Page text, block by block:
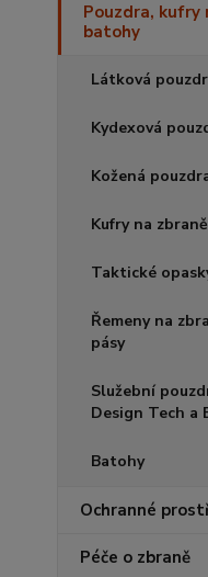
Pouzdra, kufry
batohy
Látková
Kydexová
Kožená
Kufry na zbraně
Taktické
Řemeny na
pásy
Služební
Design Tech a
Batohy
Ochranné
Péče o zbraně